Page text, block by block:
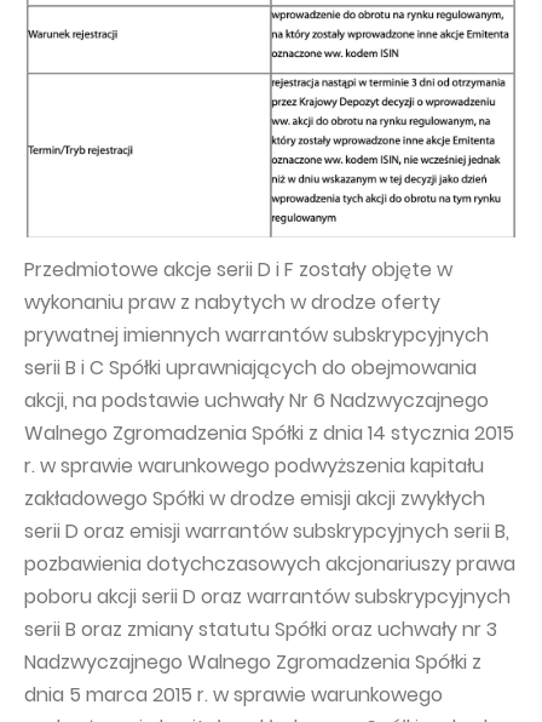
Przedmiotowe akcje serii D i F zostały objęte w
wykonaniu praw z nabytych w drodze oferty
prywatnej imiennych warrantów subskrypcyjnych
serii B i C Spółki uprawniających do obejmowania
akcji, na podstawie uchwały Nr 6 Nadzwyczajnego
Walnego Zgromadzenia Spółki z dnia 14 stycznia 2015
r. w sprawie warunkowego podwyższenia kapitału
zakładowego Spółki w drodze emisji akcji zwykłych
serii D oraz emisji warrantów subskrypcyjnych serii B,
pozbawienia dotychczasowych akcjonariuszy prawa
poboru akcji serii D oraz warrantów subskrypcyjnych
serii B oraz zmiany statutu Spółki oraz uchwały nr 3
Nadzwyczajnego Walnego Zgromadzenia Spółki z
dnia 5 marca 2015 r. w sprawie warunkowego